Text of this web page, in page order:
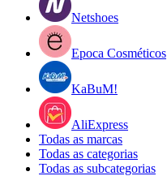
Netshoes
Epoca Cosméticos
KaBuM!
AliExpress
Todas as marcas
Todas as categorias
Todas as subcategorias